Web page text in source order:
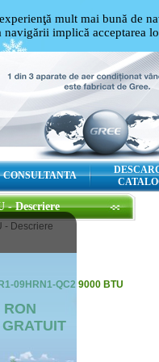
mult mai bună de
navigării implică acceptarea
CONSULTANTA
- Descriere
- Descriere
09HRN1-QC2 9000 BTU
RON